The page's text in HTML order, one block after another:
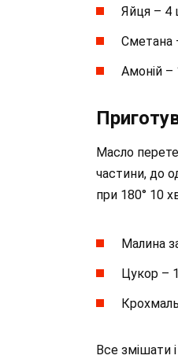
Яйця – 4
Сметана
Амоній –
Масло
частини, до
при 180° 10
Малина
Цукор –
Все змішати